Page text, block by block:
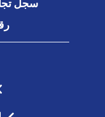
سجل
رقم